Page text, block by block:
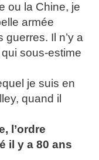
ou la Chine, je
armée
Il n’y a
sous-estime
je suis en
quand il
l’ordre
il y a 80 ans